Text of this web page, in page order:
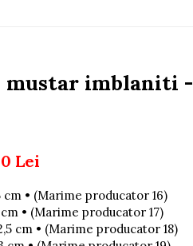
mustar imblaniti -
Lei
cm • (Marime producator 16)
• (Marime producator 17)
cm • (Marime producator 18)